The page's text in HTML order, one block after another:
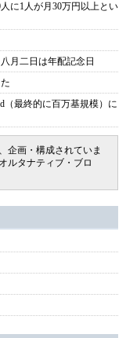
に1人が月30万円以上とい
月二日は年配記念日
（最終的に百万基規模）に
企画・構成されていま
ルタナティブ・ブロ